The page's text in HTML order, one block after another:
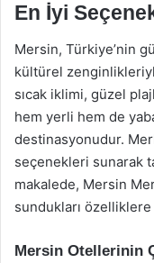
En İyi
Mersin, Türkiye’nin
kültürel
sıcak iklimi, güzel
hem yerli hem de
destinasyonudur.
seçenekleri sunarak
makalede, Mersin
sundukları
Mersin Otellerinin